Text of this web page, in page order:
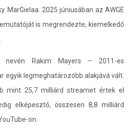
MarGielaa. 2025 júniusában az AWGE
is megrendezte, kiemelkedő
Rakim Mayers – 2011-es
egyik legmeghatározóbb alakjává vált.
mint 25,7 milliárd streamet értek el
elképesztő, összesen 8,8 milliárd
on.